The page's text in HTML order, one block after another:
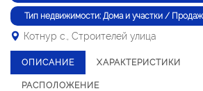
Тип недвижимости: Дома и участки /
Котнур с., Строителей улица
ОПИСАНИЕ ХАРАКТЕРИСТИКИ
РАСПОЛОЖЕНИЕ